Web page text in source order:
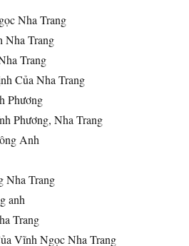
Nha Trang
Nha Trang
Trang
Của Nha Trang
Phương
Phương, Nha Trang
Anh
Nha Trang
anh
Trang
Vĩnh Ngọc Nha Trang